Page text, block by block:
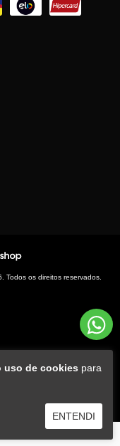
uso de cookies para
ENTENDI
Todos os direitos reservados.